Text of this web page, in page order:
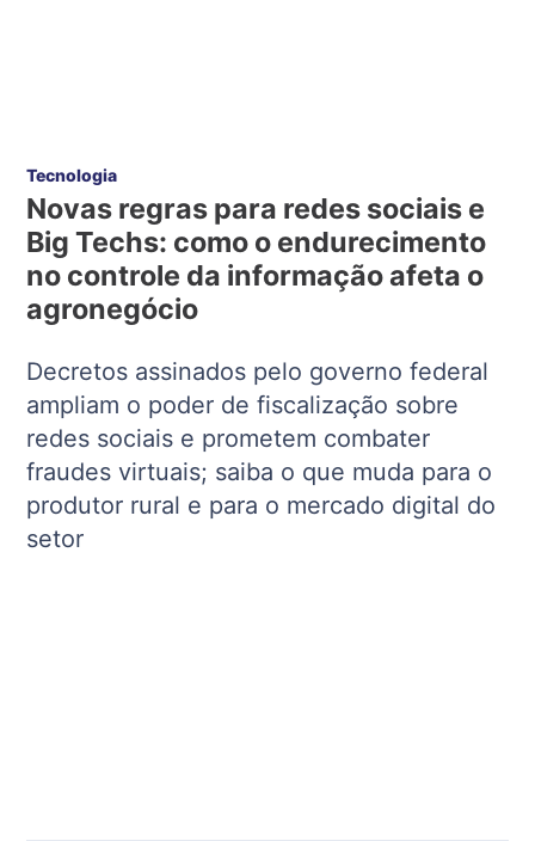
Tecnologia
Novas regras para redes sociais e
Big Techs: como o endurecimento
no controle da informação afeta o
agronegócio
Decretos assinados pelo governo federal
ampliam o poder de fiscalização sobre
redes sociais e prometem combater
fraudes virtuais; saiba o que muda para o
produtor rural e para o mercado digital do
setor